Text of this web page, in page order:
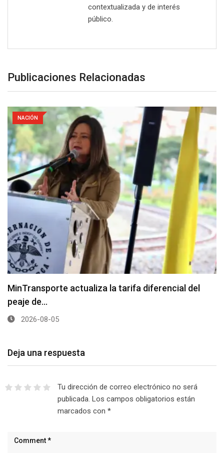
contextualizada y de interés
público.
Publicaciones Relacionadas
NACIÓN
MinTransporte actualiza la tarifa diferencial del
peaje de…
2026-08-05
Deja una respuesta
Tu dirección de correo electrónico no será
publicada. Los campos obligatorios están
marcados con *